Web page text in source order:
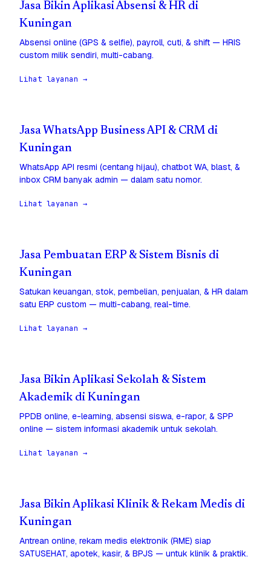
Jasa Bikin Aplikasi Absensi & HR di
Kuningan
Absensi online (GPS & selfie), payroll, cuti, & shift — HRIS
custom milik sendiri, multi-cabang.
Lihat layanan →
Jasa WhatsApp Business API & CRM di
Kuningan
WhatsApp API resmi (centang hijau), chatbot WA, blast, &
inbox CRM banyak admin — dalam satu nomor.
Lihat layanan →
Jasa Pembuatan ERP & Sistem Bisnis di
Kuningan
Satukan keuangan, stok, pembelian, penjualan, & HR dalam
satu ERP custom — multi-cabang, real-time.
Lihat layanan →
Jasa Bikin Aplikasi Sekolah & Sistem
Akademik di Kuningan
PPDB online, e-learning, absensi siswa, e-rapor, & SPP
online — sistem informasi akademik untuk sekolah.
Lihat layanan →
Jasa Bikin Aplikasi Klinik & Rekam Medis di
Kuningan
Antrean online, rekam medis elektronik (RME) siap
SATUSEHAT, apotek, kasir, & BPJS — untuk klinik & praktik.